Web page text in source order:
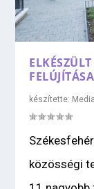
FELÚJÍTÁSA
készítette:
közösségi